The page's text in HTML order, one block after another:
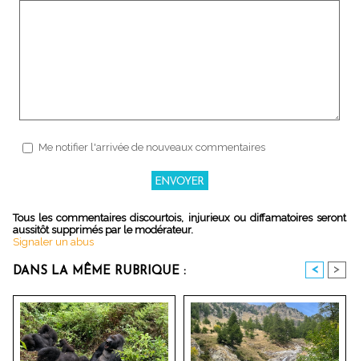
Me notifier l'arrivée de nouveaux commentaires
Tous les commentaires discourtois, injurieux ou diffamatoires seront
aussitôt supprimés par le modérateur.
Signaler un abus
DANS LA MÊME RUBRIQUE : < >